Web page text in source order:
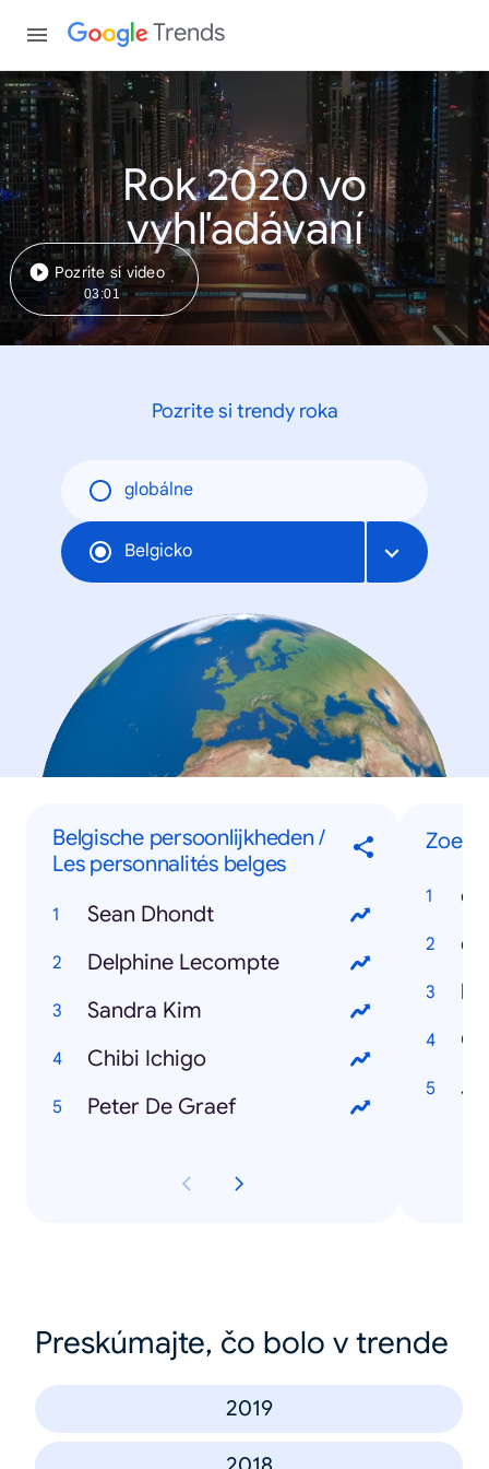
Trends
Rok 2020 vo
vyhľadávaní
Pozrite si video
03:01
Pozrite si trendy roka
globálne
Belgicko
Belgische persoonlijkheden /
Les personnalités belges
Sean Dhondt
Delphine Lecompte
Sandra Kim
Chibi Ichigo
Peter De Graef
Preskúmajte, čo bolo v trende
2019